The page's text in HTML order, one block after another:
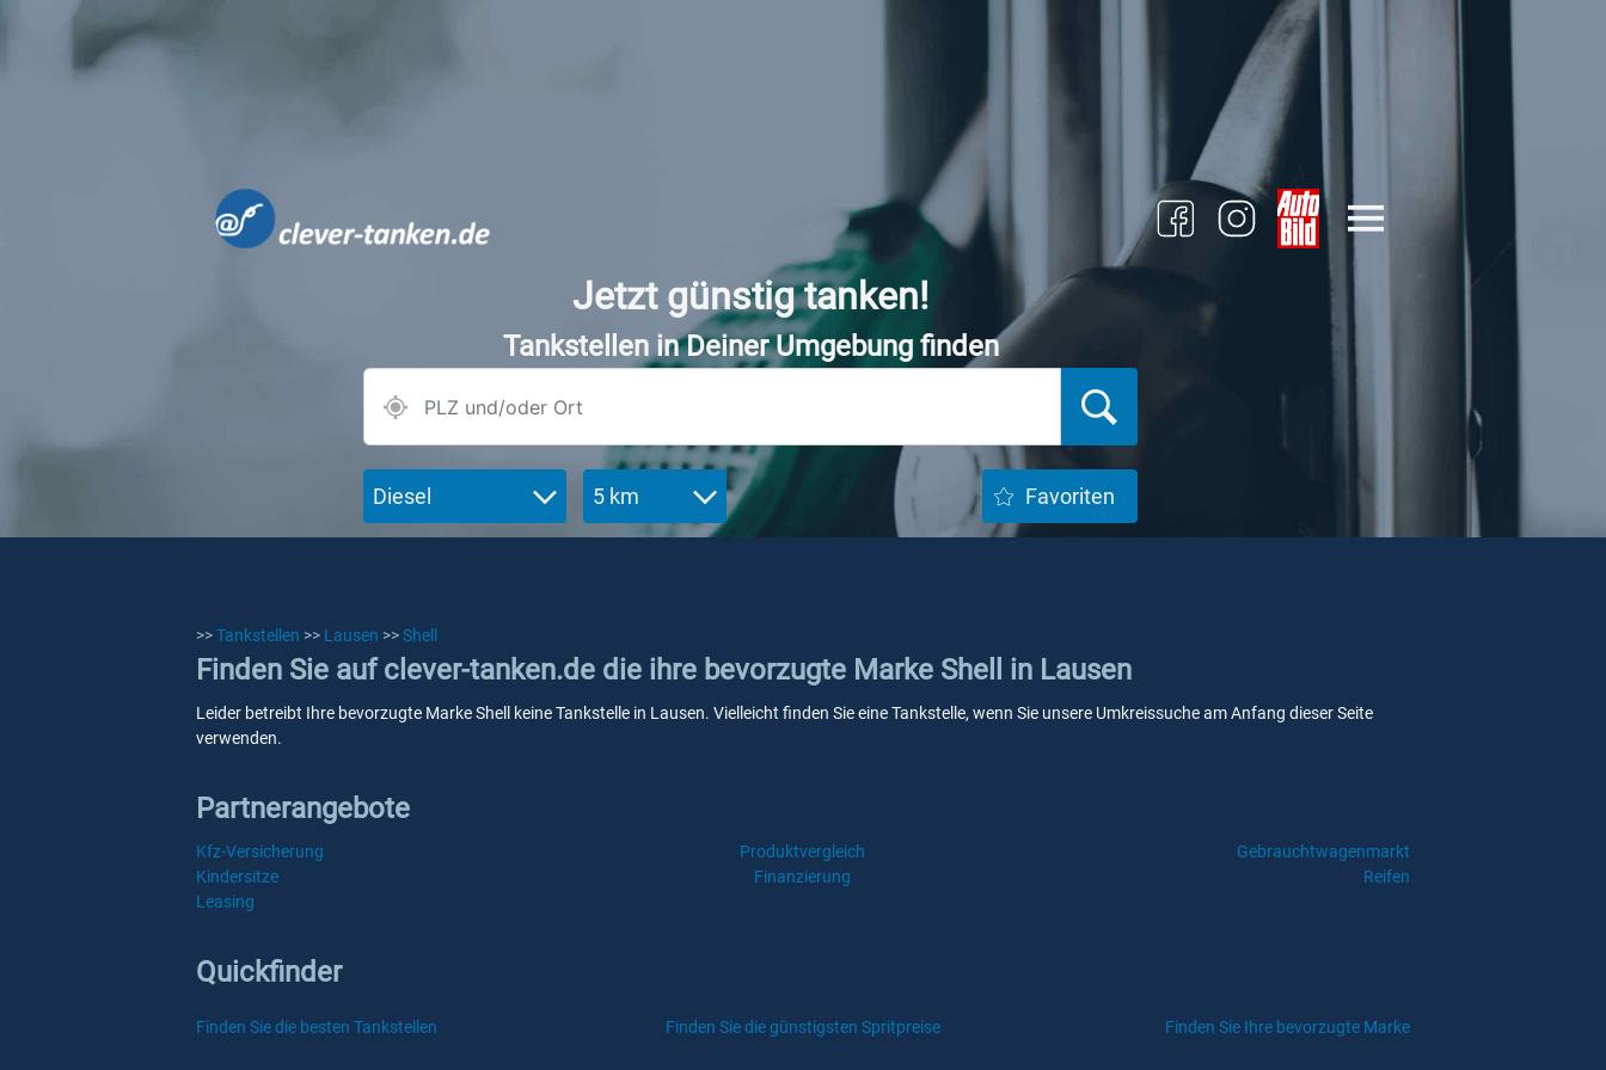
Jetzt günstig tanken!
Tankstellen in Deiner Umgebung finden
Diesel 5 km Favoriten
>>Tankstellen >> Lausen >>Shell
Finden Sie auf clever-tanken.de die ihre bevorzugte Marke Shell in Lausen
Leider betreibt Ihre bevorzugte Marke Shell keine Tankstelle in Lausen. Vielleicht finden Sie eine Tankstelle, wenn Sie unsere Umkreissuche am Anfang dieser Seite
verwenden.
Partnerangebote
Kfz-Versicherung Produktvergleich
Gebrauchtwagenmarkt
Kindersitze
Finanzierung
Reifen
Leasing
Quickfinder
Finden Sie die besten Tankstellen Finden Sie die günstigsten Spritpreise Finden Sie Ihre bevorzugte Marke